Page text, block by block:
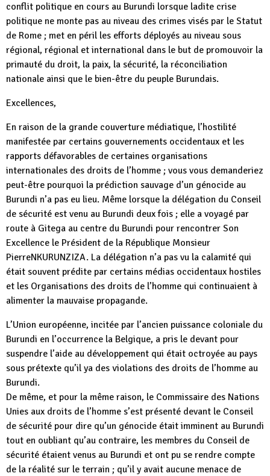
conflit politique en cours au Burundi lorsque ladite crise
politique ne monte pas au niveau des crimes visés par le Statut
de Rome ; met en péril les efforts déployés au niveau sous
régional, régional et international dans le but de promouvoir la
primauté du droit, la paix, la sécurité, la réconciliation
nationale ainsi que le bien-être du peuple Burundais.
Excellences,
En raison de la grande couverture médiatique, l’hostilité
manifestée par certains gouvernements occidentaux et les
rapports défavorables de certaines organisations
internationales des droits de l’homme ; vous vous demanderiez
peut-être pourquoi la prédiction sauvage d’un génocide au
Burundi n’a pas eu lieu. Même lorsque la délégation du Conseil
de sécurité est venu au Burundi deux fois ; elle a voyagé par
route à Gitega au centre du Burundi pour rencontrer Son
Excellence le Président de la République Monsieur
PierreNKURUNZIZA. La délégation n’a pas vu la calamité qui
était souvent prédite par certains médias occidentaux hostiles
et les Organisations des droits de l’homme qui continuaient à
alimenter la mauvaise propagande.
L’Union européenne, incitée par l’ancien puissance coloniale du
Burundi en l’occurrence la Belgique, a pris le devant pour
suspendre l’aide au développement qui était octroyée au pays
sous prétexte qu’il ya des violations des droits de l’homme au
Burundi.
De même, et pour la même raison, le Commissaire des Nations
Unies aux droits de l’homme s’est présenté devant le Conseil
de sécurité pour dire qu’un génocide était imminent au Burundi
tout en oubliant qu’au contraire, les membres du Conseil de
sécurité étaient venus au Burundi et ont pu se rendre compte
de la réalité sur le terrain ; qu’il y avait aucune menace de